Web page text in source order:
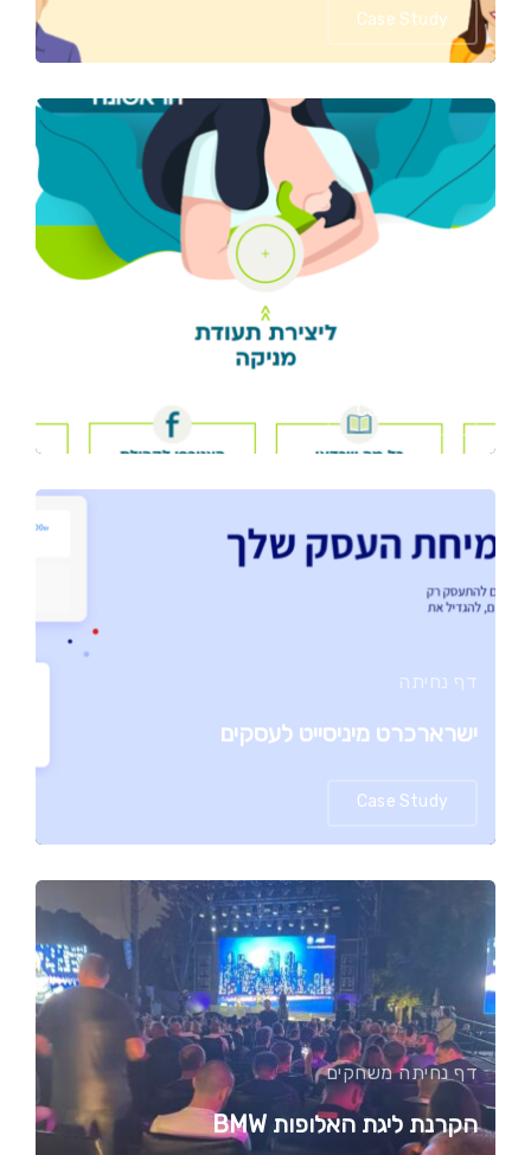
Case Study
Case Study
דף נחיתה
ישרארכרט מיניסייט לעסקים
Case Study
דף נחיתה משחקים
הקרנת ליגת האלופות BMW